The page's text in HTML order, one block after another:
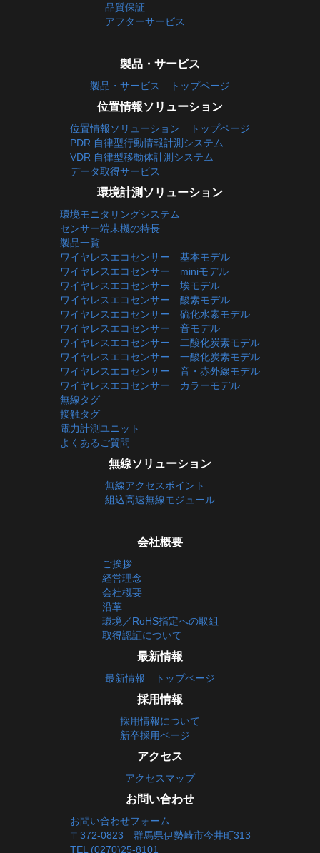
品質保証
アフターサービス
製品・サービス
製品・サービス トップページ
位置情報ソリューション
位置情報ソリューション トップページ
PDR 自律型行動情報計測システム
VDR 自律型移動体計測システム
データ取得サービス
環境計測ソリューション
環境モニタリングシステム
センサー端末機の特長
製品一覧
ワイヤレスエコセンサー 基本モデル
ワイヤレスエコセンサー miniモデル
ワイヤレスエコセンサー 埃モデル
ワイヤレスエコセンサー 酸素モデル
ワイヤレスエコセンサー 硫化水素モデル
ワイヤレスエコセンサー 音モデル
ワイヤレスエコセンサー 二酸化炭素モデル
ワイヤレスエコセンサー 一酸化炭素モデル
ワイヤレスエコセンサー 音・赤外線モデル
ワイヤレスエコセンサー カラーモデル
無線タグ
接触タグ
電力計測ユニット
よくあるご質問
無線ソリューション
無線アクセスポイント
組込高速無線モジュール
会社概要
ご挨拶
経営理念
会社概要
沿革
環境／RoHS指定への取組
取得認証について
最新情報
最新情報 トップページ
採用情報
採用情報について
新卒採用ページ
アクセス
アクセスマップ
お問い合わせ
お問い合わせフォーム
〒372-0823 群馬県伊勢崎市今井町313
TEL (0270)25-8101